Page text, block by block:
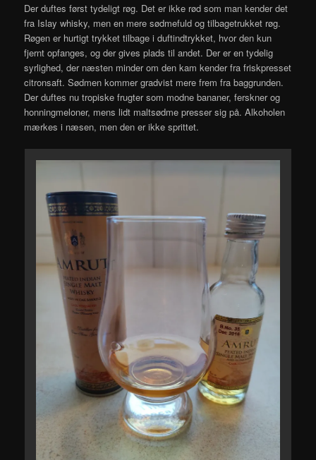
Der duftes først tydeligt røg. Det er ikke rød som man kender det
fra Islay whisky, men en mere sødmefuld og tilbagetrukket røg.
Røgen er hurtigt trykket tilbage i duftindtrykket, hvor den kun
fjernt opfanges, og der gives plads til andet. Der er en tydelig
syrlighed, der næsten minder om den kam kender fra friskpresset
citronsaft. Sødmen kommer gradvist mere frem fra baggrunden.
Der duftes nu tropiske frugter som modne bananer, ferskner og
honningmeloner, mens lidt maltsødme presser sig på. Alkoholen
mærkes i næsen, men den er ikke sprittet.